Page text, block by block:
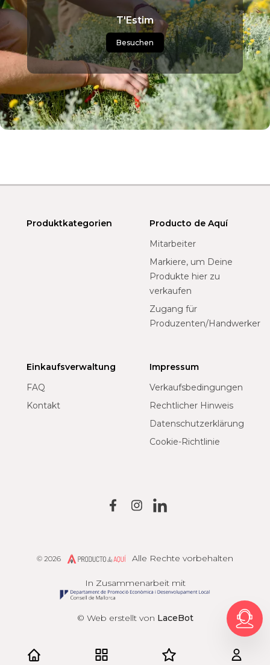
T'Estim
Besuchen
Produktkategorien
Producto de Aquí
Mitarbeiter
Markiere, um Deine
Produkte hier zu
verkaufen
Zugang für
Produzenten/Handwerker
Einkaufsverwaltung
FAQ
Kontakt
Impressum
Verkaufsbedingungen
Rechtlicher Hinweis
Datenschutzerklärung
Cookie-Richtlinie
© Web erstellt von LaceBot
In Zusammenarbeit mit
© 2026 Producto de AquíAlle Rechte vorbehalten